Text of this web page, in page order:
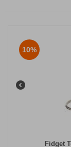
10%
Fidget